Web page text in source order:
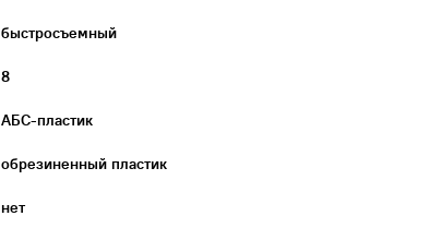
быстросъемный
8
АБС-пластик
обрезиненный пластик
нет